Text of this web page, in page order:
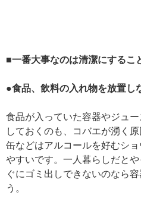
■一番大事なのは清潔にするこ
●食品、飲料の入れ物を放置し
食品が入っていた容器やジュ
しておくのも、コバエが湧く
缶などはアルコールを好むシ
やすいです。一人暮らしだと
ぐにゴミ出しできないのなら
う。